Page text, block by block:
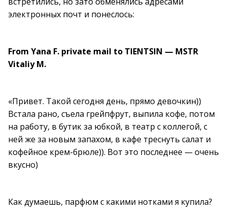
электронных почт и понеслось:
From Yana F. private mail to TIENTSIN — MSTR
Vitaliy M.
«Привет. Такой сегодня день, прямо девочкин))
Встала рано, съела грейпфрут, выпила кофе, потом
на работу, в бутик за юбкой, в театр с коллегой, с
ней же за новым запахом, в кафе треснуть салат и
кофейное крем-брюле)). Вот это последнее — очень
вкусно)
Как думаешь, парфюм с какими нотками я купила?